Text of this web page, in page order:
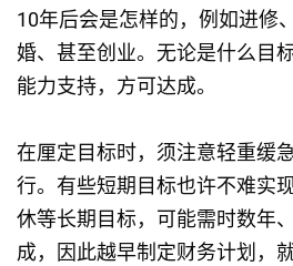
10年后会是怎样的，例如进修
婚、甚至创业。无论是什么目
能力支持，方可达成。
在厘定目标时，须注意轻重缓
行。有些短期目标也许不难实
休等长期目标，可能需时数年
成，因此越早制定财务计划，